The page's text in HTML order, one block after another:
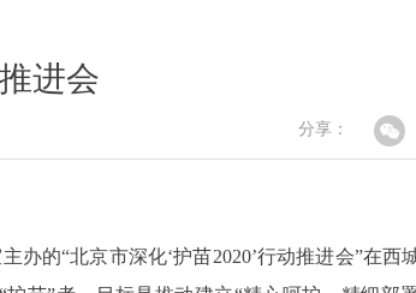
进会
分享：
办的“北京市深化‘护苗2020’行动推进会”在西